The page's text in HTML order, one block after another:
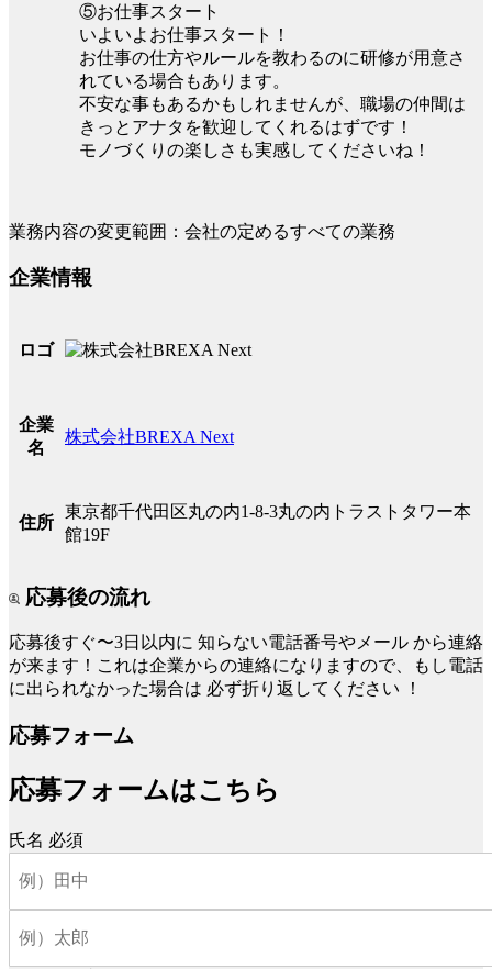
⑤お仕事スタート
いよいよお仕事スタート！
お仕事の仕方やルールを教わるのに研修が用意さ
れている場合もあります。
不安な事もあるかもしれませんが、職場の仲間は
きっとアナタを歓迎してくれるはずです！
モノづくりの楽しさも実感してくださいね！
業務内容の変更範囲：会社の定めるすべての業務
企業情報
ロゴ
企業
名
株式会社BREXA Next
住所
東京都千代田区丸の内1-8-3丸の内トラストタワー本
館19F
応募後の流れ
応募後すぐ〜3日以内に 知らない電話番号やメール から連絡
が来ます！これは企業からの連絡になりますので、もし電話
に出られなかった場合は 必ず折り返してください ！
応募フォーム
応募フォームはこちら
氏名 必須